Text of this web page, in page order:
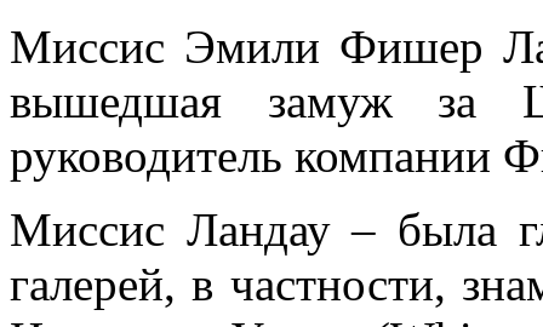
Миссис Эмили Фишер
вышедшая замуж за
руководитель компании
Миссис Ландау – была
галерей, в частности,